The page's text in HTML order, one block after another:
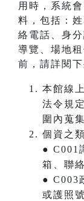
用時，系統
料，包括：
絡電話、身
導覽、場地
前，請詳閱
本館線
法令規
圍內蒐
個資之
● C001
箱、聯
● C003
或護照